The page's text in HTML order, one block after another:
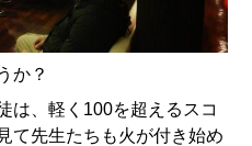
か？
は、軽く100を超えるスコ
て先生たちも火が付き始め